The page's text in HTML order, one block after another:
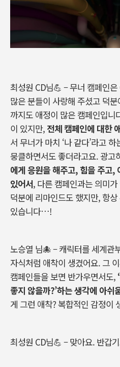
최성원 CD님💪 –무너 캠페인은
많은분들이 사랑해 주셨고 덕분
까지도 애정이 많은 캠페인입니
이 있지만, 전체캠페인에 대한
서 무너가 마치 ‘나 같다’라고하
뭉클하면서도 좋더라고요. 광고
에게응원을해주고, 힘을 주고,
있어서, 다른 캠페인과는 의미가
덕분에 리마인드도했지만, 항상
있습니다…!
노승열 님🐙 –캐릭터를 세계관
자식처럼 애착이 생겼어요. 그
캠페인들을보면 반가우면서도, ‘
좋지 않을까?’하는생각에아쉬
게 그런 애착?복합적인 감정이
최성원 CD님💪 –맞아요. 반갑